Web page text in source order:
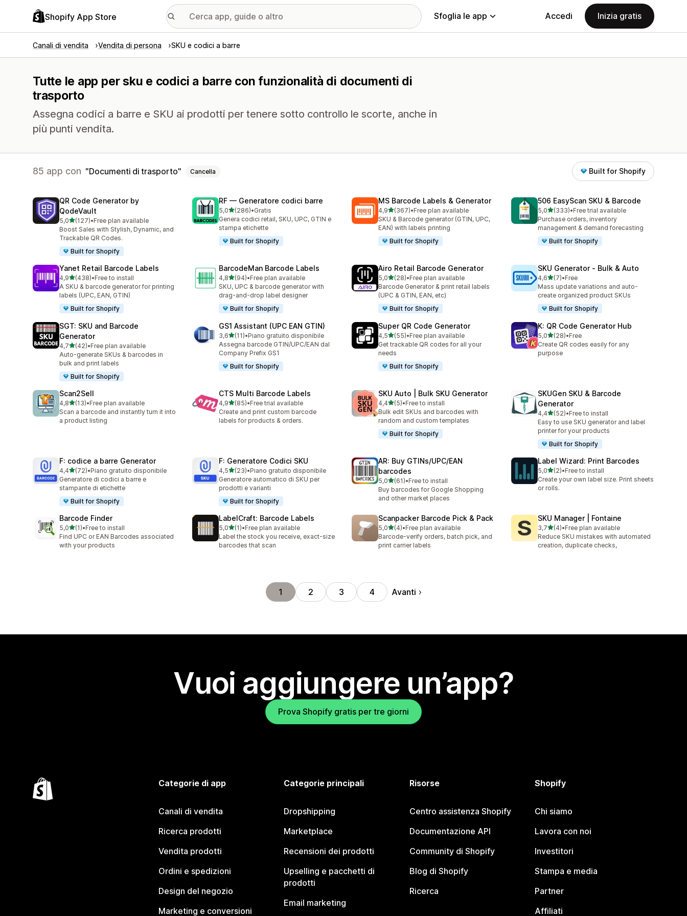
Shopify App Store Sfoglia le app Accedi Inizia gratis
Canali di vendita Vendita di persona SKU e codici a barre
Tutte le app per sku e codici a barre con funzionalità di documenti di
trasporto
Assegna codici a barre e SKU ai prodotti per tenere sotto controllo le scorte, anche in
più punti vendita.
85 app con Documenti di trasporto Cancella Built for Shopify
QR Code Generator by
QodeVault
5,0stelle su 5
(127)
127 recensioni totali
•Free plan available
Boost Sales with Stylish, Dynamic, and
Trackable QR Codes.
Built for Shopify
RF — Generatore codici barre
5,0stelle su 5
(286)
286 recensioni totali
•Gratis
Genera codici retail, SKU, UPC, GTIN e
stampa etichette
Built for Shopify
MS Barcode Labels & Generator
4,9stelle su 5
(367)
367 recensioni totali
•Free plan available
SKU & Barcode generator (GTIN, UPC,
EAN) with labels printing
Built for Shopify
506 EasyScan SKU & Barcode
5,0stelle su 5
(333)
333 recensioni totali
•Free trial available
Purchase orders, inventory
management & demand forecasting
Built for Shopify
Yanet Retail Barcode Labels
4,9stelle su 5
(438)
438 recensioni totali
•Free to install
A SKU & barcode generator for printing
labels (UPC, EAN, GTIN)
Built for Shopify
BarcodeMan Barcode Labels
4,8stelle su 5
(94)
94 recensioni totali
•Free plan available
SKU, UPC & barcode generator with
drag-and-drop label designer
Built for Shopify
Airo Retail Barcode Generator
5,0stelle su 5
(28)
28 recensioni totali
•Free plan available
Barcode Generator & print retail labels
(UPC & GTIN, EAN, etc)
Built for Shopify
SKU Generator ‑ Bulk & Auto
4,6stelle su 5
(7)
7 recensioni totali
•Free
Mass update variations and auto-
create organized product SKUs
Built for Shopify
SGT: SKU and Barcode
Generator
4,7stelle su 5
(42)
42 recensioni totali
•Free plan available
Auto-generate SKUs & barcodes in
bulk and print labels
Built for Shopify
GS1 Assistant (UPC EAN GTIN)
3,6stelle su 5
(11)
11 recensioni totali
•Piano gratuito disponibile
Assegna barcode GTIN/UPC/EAN dal
Company Prefix GS1
Built for Shopify
Super QR Code Generator
4,5stelle su 5
(55)
55 recensioni totali
•Free plan available
Get trackable QR codes for all your
needs
Built for Shopify
K: QR Code Generator Hub
5,0stelle su 5
(28)
28 recensioni totali
•Free
Create QR codes easily for any
purpose
Scan2Sell
4,8stelle su 5
(13)
13 recensioni totali
•Free plan available
Scan a barcode and instantly turn it into
a product listing
CTS Multi Barcode Labels
4,9stelle su 5
(85)
85 recensioni totali
•Free trial available
Create and print custom barcode
labels for products & orders.
SKU Auto | Bulk SKU Generator
4,4stelle su 5
(5)
5 recensioni totali
•Free to install
Bulk edit SKUs and barcodes with
random and custom templates
Built for Shopify
SKUGen SKU & Barcode
Generator
4,4stelle su 5
(52)
52 recensioni totali
•Free to install
Easy to use SKU generator and label
printer for your products
Built for Shopify
F: codice a barre Generator
4,4stelle su 5
(72)
72 recensioni totali
•Piano gratuito disponibile
Generatore di codici a barre e
stampante di etichette
Built for Shopify
F: Generatore Codici SKU
4,5stelle su 5
(23)
23 recensioni totali
•Piano gratuito disponibile
Generatore automatico di SKU per
prodotti e varianti
Built for Shopify
AR: Buy GTINs/UPC/EAN
barcodes
5,0stelle su 5
(61)
61 recensioni totali
•Free to install
Buy barcodes for Google Shopping
and other market places
Label Wizard: Print Barcodes
5,0stelle su 5
(2)
2 recensioni totali
•Free to install
Create your own label size. Print sheets
or rolls.
Barcode Finder
5,0stelle su 5
(1)
1 recensioni totali
•Free to install
Find UPC or EAN Barcodes associated
with your products
LabelCraft: Barcode Labels
5,0stelle su 5
(1)
1 recensioni totali
•Free plan available
Label the stock you receive, exact-size
barcodes that scan
Scanpacker Barcode Pick & Pack
5,0stelle su 5
(4)
4 recensioni totali
•Free plan available
Barcode-verify orders, batch pick, and
print carrier labels
SKU Manager | Fontaine
3,7stelle su 5
(4)
4 recensioni totali
•Free plan available
Reduce SKU mistakes with automated
creation, duplicate checks,
1 2 3 4 Avanti
Vuoi aggiungere un’app?
Prova Shopify gratis per tre giorni
Categorie di app
Canali di vendita
Ricerca prodotti
Vendita prodotti
Ordini e spedizioni
Design del negozio
Marketing e conversioni
Categorie principali
Dropshipping
Marketplace
Recensioni dei prodotti
Upselling e pacchetti di
prodotti
Email marketing
Risorse
Centro assistenza Shopify
Documentazione API
Community di Shopify
Blog di Shopify
Ricerca
Shopify
Chi siamo
Lavora con noi
Investitori
Stampa e media
Partner
Affiliati